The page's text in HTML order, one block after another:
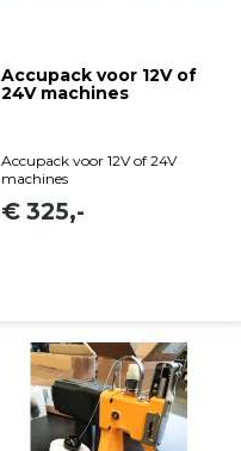
Accupack voor 12V of
24V machines
Accupack voor 12V of 24V
machines
€ 325,-
Bekijk product